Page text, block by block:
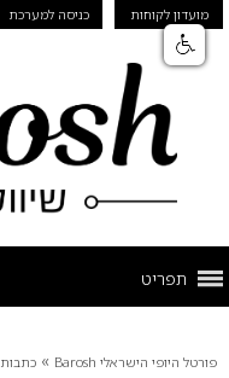
מועדון לקוחות כניסה למערכת
תפריט
פורטל היופי הישראלי Barosh » כתבות